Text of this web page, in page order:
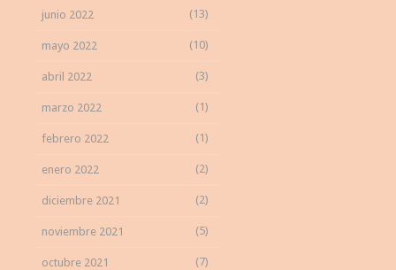
junio 2022 (13)
mayo 2022 (10)
abril 2022 (3)
marzo 2022 (1)
febrero 2022 (1)
enero 2022 (2)
diciembre 2021 (2)
noviembre 2021 (5)
octubre 2021 (7)